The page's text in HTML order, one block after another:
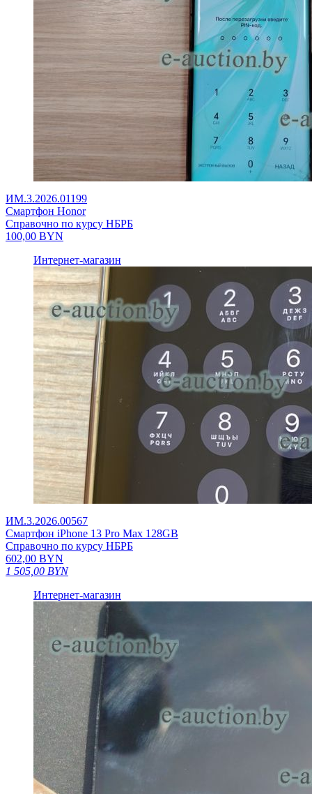
ИМ.3.2026.01199
Смартфон Honor
Справочно по курсу НБРБ
100,00 BYN
Интернет-магазин
ИМ.3.2026.00567
Смартфон iPhone 13 Pro Max 128GB
Справочно по курсу НБРБ
602,00 BYN
1 505,00 BYN
Интернет-магазин